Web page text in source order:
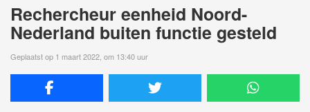
Rechercheur eenheid Noord-
Nederland buiten functie gesteld
Geplaatst op 1 maart 2022, om 13:40 uur